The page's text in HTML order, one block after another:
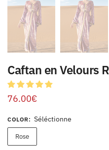
Caftan en Velours
76.00€
COLOR: Séléctionne
Rose